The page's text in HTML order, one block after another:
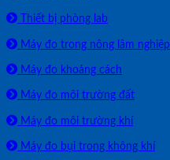
Thiết bị phòng lab
Máy đo trong nông lâm nghiệp
Máy đo khoảng cách
Máy đo môi trường đất
Máy đo môi trường khí
Máy đo bụi trong không khí